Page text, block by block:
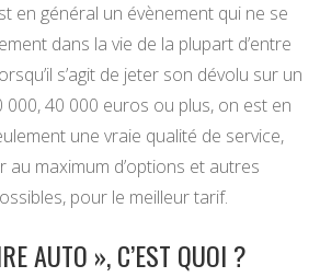
en général un évènement qui ne se
dans la vie de la plupart d’entre
s’agit de jeter son dévolu sur un
000, 40 000 euros ou plus, on est en
une vraie qualité de service,
au maximum d’options et autres
pour le meilleur tarif.
AUTO », C’EST QUOI ?